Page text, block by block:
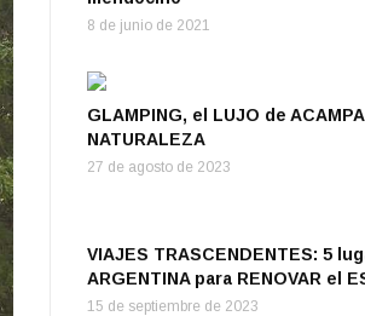
8 de junio de 2021
GLAMPING, el LUJO de
NATURALEZA
27 de agosto de 2023
VIAJES TRASCENDENTES: 5
ARGENTINA para RENOVAR el
15 de septiembre de 2023